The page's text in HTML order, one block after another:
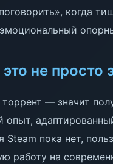
когда
не просто
— значит
опыт,
пока нет,
работу на